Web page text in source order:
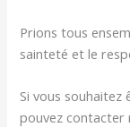
Prions tous
sainteté et le
Si vous souhaitez
pouvez